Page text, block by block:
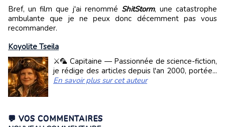
Bref, un film que j'ai renommé ShitStorm, une catastrophe
ambulante que je ne peux donc décemment pas vous
recommander.
Koyolite Tseila
⚔️🦜 Capitaine — Passionnée de science-fiction,
je rédige des articles depuis l'an 2000, portée...
En savoir plus sur cet auteur
💬 VOS COMMENTAIRES